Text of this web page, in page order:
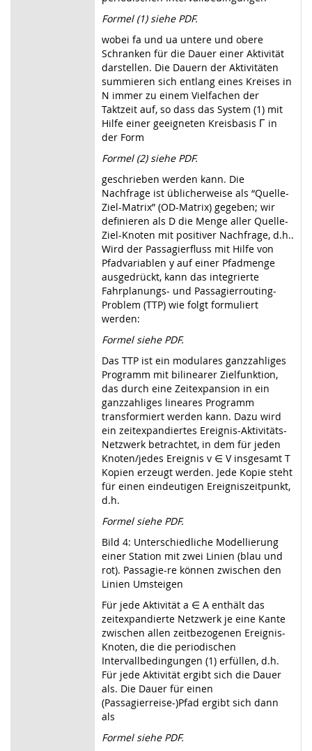
Formel (1) siehe PDF.
wobei fa und ua untere und obere
Schranken für die Dauer einer Aktivität
darstellen. Die Dauern der Aktivitäten
summieren sich entlang eines Kreises in
N immer zu einem Vielfachen der
Taktzeit auf, so dass das System (1) mit
Hilfe einer geeigneten Kreisbasis Γ in
der Form
Formel (2) siehe PDF.
geschrieben werden kann. Die
Nachfrage ist üblicherweise als “Quelle-
Ziel-Matrix” (OD-Matrix) gegeben; wir
definieren als D die Menge aller Quelle-
Ziel-Knoten mit positiver Nachfrage, d.h..
Wird der Passagierfluss mit Hilfe von
Pfadvariablen y auf einer Pfadmenge
ausgedrückt, kann das integrierte
Fahrplanungs- und Passagierrouting-
Problem (TTP) wie folgt formuliert
werden:
Formel siehe PDF.
Das TTP ist ein modulares ganzzahliges
Programm mit bilinearer Zielfunktion,
das durch eine Zeitexpansion in ein
ganzzahliges lineares Programm
transformiert werden kann. Dazu wird
ein zeitexpandiertes Ereignis-Aktivitäts-
Netzwerk betrachtet, in dem für jeden
Knoten/jedes Ereignis v ∈ V insgesamt T
Kopien erzeugt werden. Jede Kopie steht
für einen eindeutigen Ereigniszeitpunkt,
d.h.
Formel siehe PDF.
Bild 4: Unterschiedliche Modellierung
einer Station mit zwei Linien (blau und
rot). Passagie-re können zwischen den
Linien Umsteigen
Für jede Aktivität a ∈ A enthält das
zeitexpandierte Netzwerk je eine Kante
zwischen allen zeitbezogenen Ereignis-
Knoten, die die periodischen
Intervallbedingungen (1) erfüllen, d.h.
Für jede Aktivität ergibt sich die Dauer
als. Die Dauer für einen
(Passagierreise-)Pfad ergibt sich dann
als
Formel siehe PDF.